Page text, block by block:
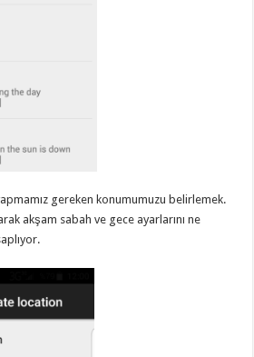
gereken konumumuzu belirlemek.
akşam sabah ve gece ayarlarını ne